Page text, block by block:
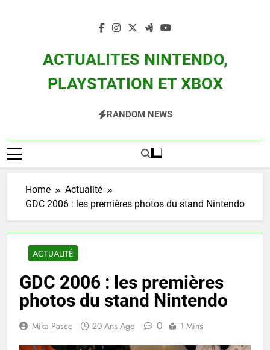
ACTUALITES NINTENDO,
PLAYSTATION ET XBOX
Zelda, Splatoon, Pokemon Entre Autres
RANDOM NEWS
Home
Actualité
GDC 2006 : les premières photos du stand Nintendo
ACTUALITÉ
GDC 2006 : les premières
photos du stand Nintendo
Mika Pasco 20 Ans Ago 0 1 Mins